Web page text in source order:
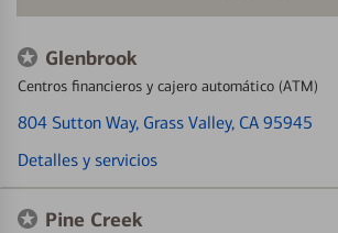
Glenbrook
Centros financieros y cajero automático (ATM)
804 Sutton Way, Grass Valley, CA 95945
Detalles y servicios
Pine Creek